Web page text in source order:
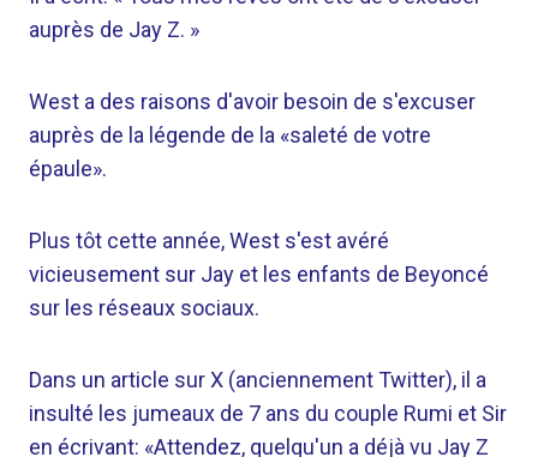
auprès de Jay Z. »
West a des raisons d'avoir besoin de s'excuser
auprès de la légende de la «saleté de votre
épaule».
Plus tôt cette année, West s'est avéré
vicieusement sur Jay et les enfants de Beyoncé
sur les réseaux sociaux.
Dans un article sur X (anciennement Twitter), il a
insulté les jumeaux de 7 ans du couple Rumi et Sir
en écrivant: «Attendez, quelqu'un a déjà vu Jay Z